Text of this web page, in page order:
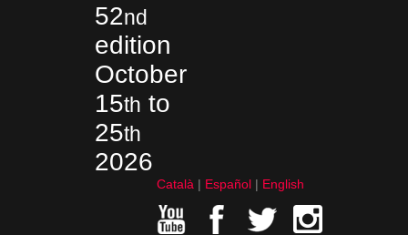
52nd
edition
October
15th to
25th
2026
Català Español English